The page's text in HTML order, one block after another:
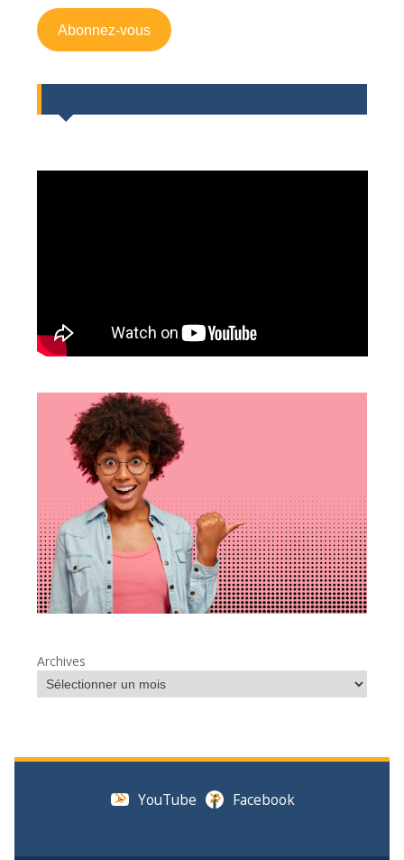
mail
Abonnez-vous
Archives
YouTube Facebook